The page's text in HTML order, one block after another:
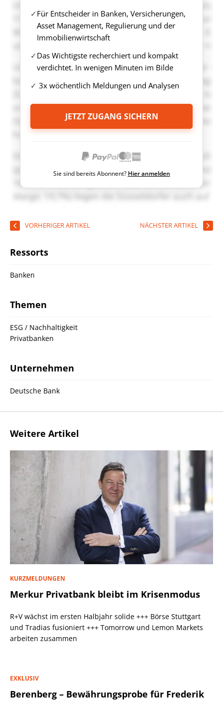
Für Entscheider in Banken, Versicherungen,
Asset Management, Regulierung und der
Immobilienwirtschaft
Das Wichtigste recherchiert und kompakt
verdichtet. In wenigen Minuten im Bilde
3x wöchentlich Meldungen und Analysen
JETZT ZUGANG SICHERN
Sie sind bereits Abonnent? Hier anmelden
VORHERIGER ARTIKEL NÄCHSTER ARTIKEL
Ressorts
Banken
Themen
ESG / Nachhaltigkeit
Privatbanken
Unternehmen
Deutsche Bank
Weitere Artikel
KURZMELDUNGEN
Merkur Privatbank bleibt im Krisenmodus
R+V wächst im ersten Halbjahr solide +++ Börse Stuttgart
und Tradias fusioniert +++ Tomorrow und Lemon Markets
arbeiten zusammen
EXKLUSIV
Berenberg – Bewährungsprobe für Frederik